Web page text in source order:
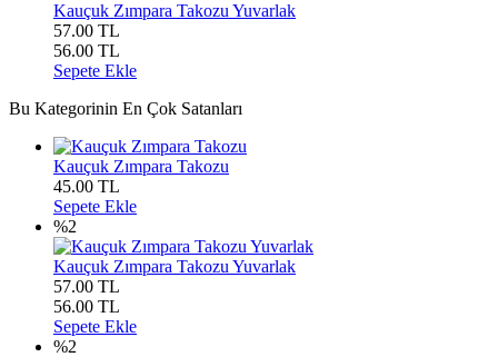
Kauçuk Zımpara Takozu Yuvarlak
57.00 TL
56.00 TL
Sepete Ekle
Bu Kategorinin En Çok Satanları
Kauçuk Zımpara Takozu
45.00 TL
Sepete Ekle
%2
Kauçuk Zımpara Takozu Yuvarlak
57.00 TL
56.00 TL
Sepete Ekle
%2